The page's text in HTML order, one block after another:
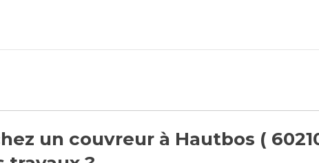
un couvreur à Hautbos (